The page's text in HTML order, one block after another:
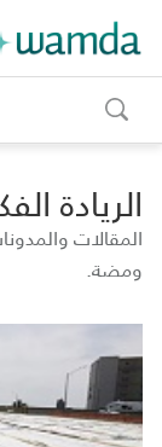
toggle
search
الريادة
المقالات
ومضة.